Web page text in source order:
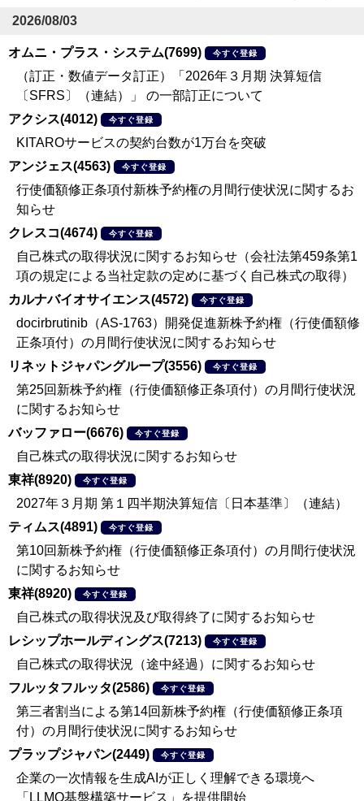
2026/08/03
オムニ・プラス・システム(7699) 今すぐ登録
（訂正・数値データ訂正）「2026年３月期 決算短信
〔SFRS〕（連結）」 の一部訂正について
アクシス(4012)
今すぐ登録
KITAROサービスの契約台数が1万台を突破
アンジェス(4563)
今すぐ登録
行使価額修正条項付新株予約権の月間行使状況に関するお
知らせ
クレスコ(4674)
今すぐ登録
自己株式の取得状況に関するお知らせ（会社法第459条第1
項の規定による当社定款の定めに基づく自己株式の取得）
カルナバイオサイエンス(4572)
今すぐ登録
docirbrutinib（AS-1763）開発促進新株予約権（行使価額修
正条項付）の月間行使状況に関するお知らせ
リネットジャパングループ(3556)
今すぐ登録
第25回新株予約権（行使価額修正条項付）の月間行使状況
に関するお知らせ
バッファロー(6676)
今すぐ登録
自己株式の取得状況に関するお知らせ
東祥(8920)
今すぐ登録
2027年３月期 第１四半期決算短信〔日本基準〕（連結）
ティムス(4891)
今すぐ登録
第10回新株予約権（行使価額修正条項付）の月間行使状況
に関するお知らせ
東祥(8920)
今すぐ登録
自己株式の取得状況及び取得終了に関するお知らせ
レシップホールディングス(7213)
今すぐ登録
自己株式の取得状況（途中経過）に関するお知らせ
フルッタフルッタ(2586)
今すぐ登録
第三者割当による第14回新株予約権（行使価額修正条項
付）の月間行使状況に関するお知らせ
プラップジャパン(2449)
今すぐ登録
企業の一次情報を生成AIが正しく理解できる環境へ
「LLMO基盤構築サービス」を提供開始